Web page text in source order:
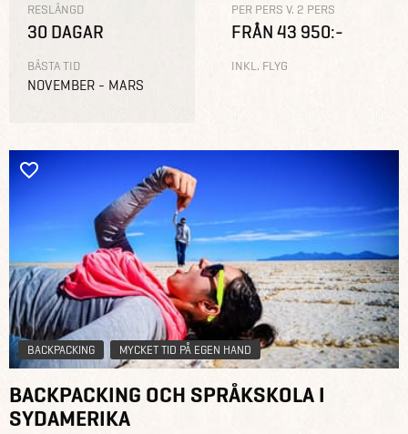
RESLÄNGD
30 DAGAR
BÄSTA TID
NOVEMBER - MARS
PER PERS V. 2 PERS
FRÅN 43 950:-
INKL. FLYG
BACKPACKING MYCKET TID PÅ EGEN HAND
BACKPACKING OCH SPRÅKSKOLA I
SYDAMERIKA